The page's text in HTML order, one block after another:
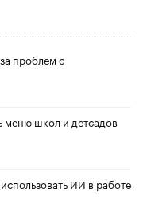
проблем с
меню школ и детсадов
ИИ в работе